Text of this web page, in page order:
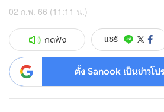
02 ก.พ. 66 (11:11 น.)
กดฟัง แชร์
ตั้ง Sanook เป็นข่าวโ